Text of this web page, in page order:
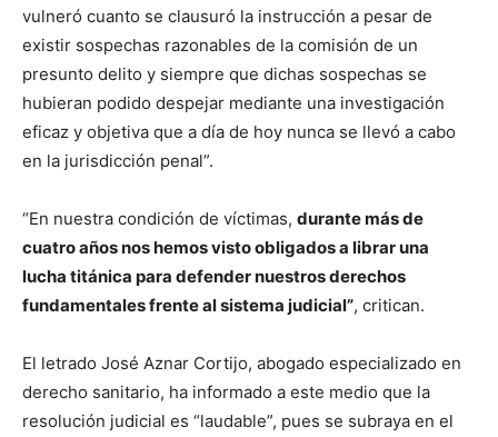
vulneró cuanto se clausuró la instrucción a pesar de
existir sospechas razonables de la comisión de un
presunto delito y siempre que dichas sospechas se
hubieran podido despejar mediante una investigación
eficaz y objetiva que a día de hoy nunca se llevó a cabo
en la jurisdicción penal”.
“En nuestra condición de víctimas, durante más de
cuatro años nos hemos visto obligados a librar una
lucha titánica para defender nuestros derechos
fundamentales frente al sistema judicial”, critican.
El letrado José Aznar Cortijo, abogado especializado en
derecho sanitario, ha informado a este medio que la
resolución judicial es “laudable”, pues se subraya en el